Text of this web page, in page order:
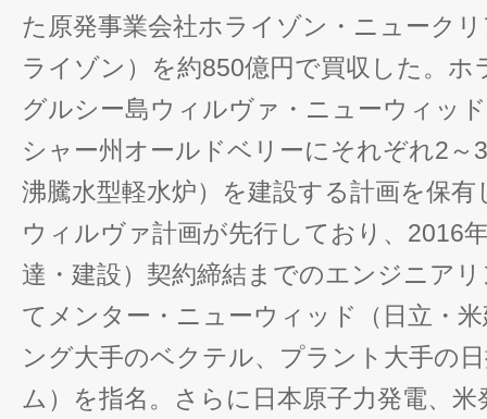
た原発事業会社ホライゾン・ニューク
ライゾン）を約850億円で買収した。
グルシー島ウィルヴァ・ニューウィッ
シャー州オールドベリーにそれぞれ2～
沸騰水型軽水炉）を建設する計画を保
ウィルヴァ計画が先行しており、2016
達・建設）契約締結までのエンジニア
てメンター・ニューウィッド（日立・
ング大手のベクテル、プラント大手の
ム）を指名。さらに日本原子力発電、